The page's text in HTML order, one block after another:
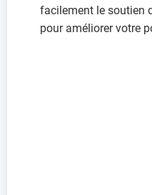
facilement le soutien
pour améliorer votre